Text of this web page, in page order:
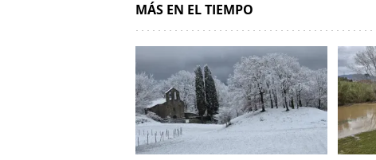
MÁS EN EL TIEMPO